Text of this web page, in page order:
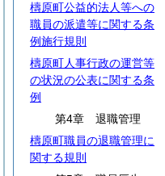
檮原町公益的法人等への
職員の派遣等に関する条
例施行規則
檮原町人事行政の運営等
の状況の公表に関する条
例
第4章 退職管理
檮原町職員の退職管理に
関する規則